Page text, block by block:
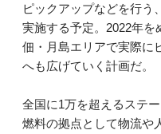
ピックアップなどを行う
実施する予定。2022年を
佃・月島エリアで実際に
へも広げていく計画だ。
全国に1万を超えるステ
燃料の拠点として物流や